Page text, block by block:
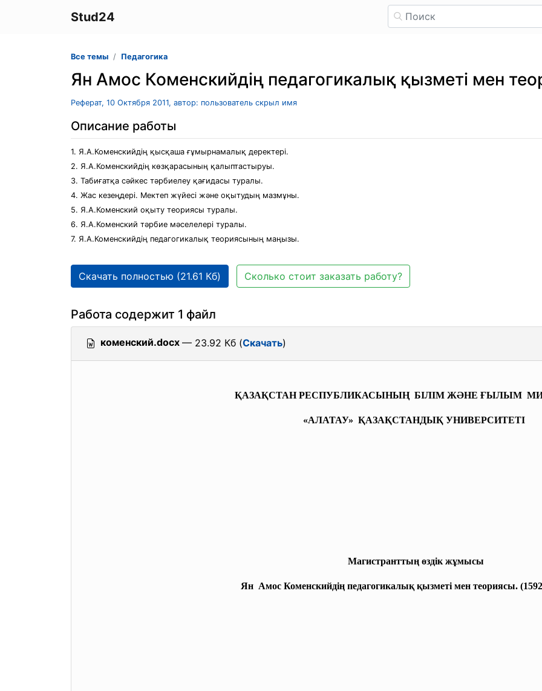
Stud24
Все темы Педагогика
Ян Амос Коменскийдің педагогикалық қызметі мен
Реферат, 10 Октября 2011, автор: пользователь скрыл имя
Описание работы
1. Я.А.Коменскийдің қысқаша ғұмырнамалық деректері.
2. Я.А.Коменскийдің көзқарасының қалыптастыруы.
3. Табиғатқа сәйкес тәрбиелеу қағидасы туралы.
4. Жас кезеңдері. Мектеп жүйесі және оқытудың мазмұны.
5. Я.А.Коменский оқыту теориясы туралы.
6. Я.А.Коменский тәрбие мәселелері туралы.
7. Я.А.Коменскийдің педагогикалық теориясының маңызы.
Скачать полностью (21.61 Кб) Сколько стоит заказать работу?
Работа содержит 1 файл
коменский.docx — 23.92 Кб (Скачать)
ҚАЗАҚСТАН РЕСПУБЛИКАСЫНЫҢ БІЛІМ ЖӘНЕ ҒЫЛЫМ
«АЛАТАУ» ҚАЗАҚСТАНДЫҚ УНИВЕРСИТЕТІ
Магистранттың өздік жұмысы
Ян Амос Коменскийдің педагогикалық қызметі мен теориясы.